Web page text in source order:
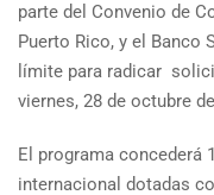
parte del Convenio de
Puerto Rico, y el Banco
límite para radicar
viernes, 28 de octubre
El programa concederá
internacional dotadas